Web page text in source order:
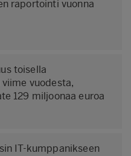
raportointi vuonna
toisella
vuodesta,
129 miljoonaa euroa
IT-kumppanikseen